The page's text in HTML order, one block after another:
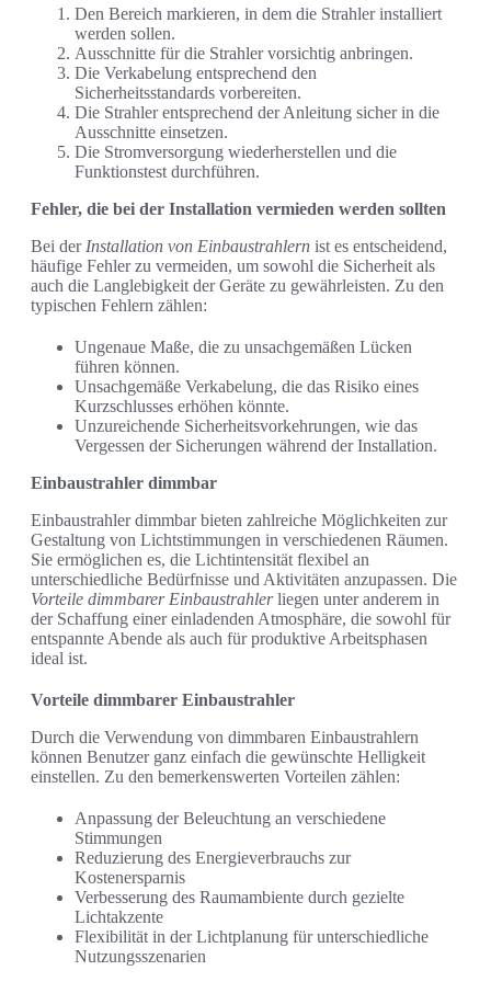
Den Bereich markieren, in dem die Strahler installiert
werden sollen.
Ausschnitte für die Strahler vorsichtig anbringen.
Die Verkabelung entsprechend den
Sicherheitsstandards vorbereiten.
Die Strahler entsprechend der Anleitung sicher in die
Ausschnitte einsetzen.
Die Stromversorgung wiederherstellen und die
Funktionstest durchführen.
Fehler, die bei der Installation vermieden werden sollten
Bei der Installation von Einbaustrahlern ist es entscheidend,
häufige Fehler zu vermeiden, um sowohl die Sicherheit als
auch die Langlebigkeit der Geräte zu gewährleisten. Zu den
typischen Fehlern zählen:
Ungenaue Maße, die zu unsachgemäßen Lücken
führen können.
Unsachgemäße Verkabelung, die das Risiko eines
Kurzschlusses erhöhen könnte.
Unzureichende Sicherheitsvorkehrungen, wie das
Vergessen der Sicherungen während der Installation.
Einbaustrahler dimmbar
Einbaustrahler dimmbar bieten zahlreiche Möglichkeiten zur
Gestaltung von Lichtstimmungen in verschiedenen Räumen.
Sie ermöglichen es, die Lichtintensität flexibel an
unterschiedliche Bedürfnisse und Aktivitäten anzupassen. Die
Vorteile dimmbarer Einbaustrahlerliegen unter anderem in
der Schaffung einer einladenden Atmosphäre, die sowohl für
entspannte Abende als auch für produktive Arbeitsphasen
ideal ist.
Vorteile dimmbarer Einbaustrahler
Durch die Verwendung von dimmbaren Einbaustrahlern
können Benutzer ganz einfach die gewünschte Helligkeit
einstellen. Zu den bemerkenswerten Vorteilen zählen:
Anpassung der Beleuchtung an verschiedene
Stimmungen
Reduzierung des Energieverbrauchs zur
Kostenersparnis
Verbesserung des Raumambiente durch gezielte
Lichtakzente
Flexibilität in der Lichtplanung für unterschiedliche
Nutzungsszenarien